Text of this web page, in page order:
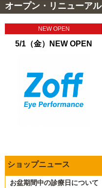
オープン・リニューアル
NEW OPEN
5/30（土）NEW OPEN
ショップニュース
お盆期間中の診療日について